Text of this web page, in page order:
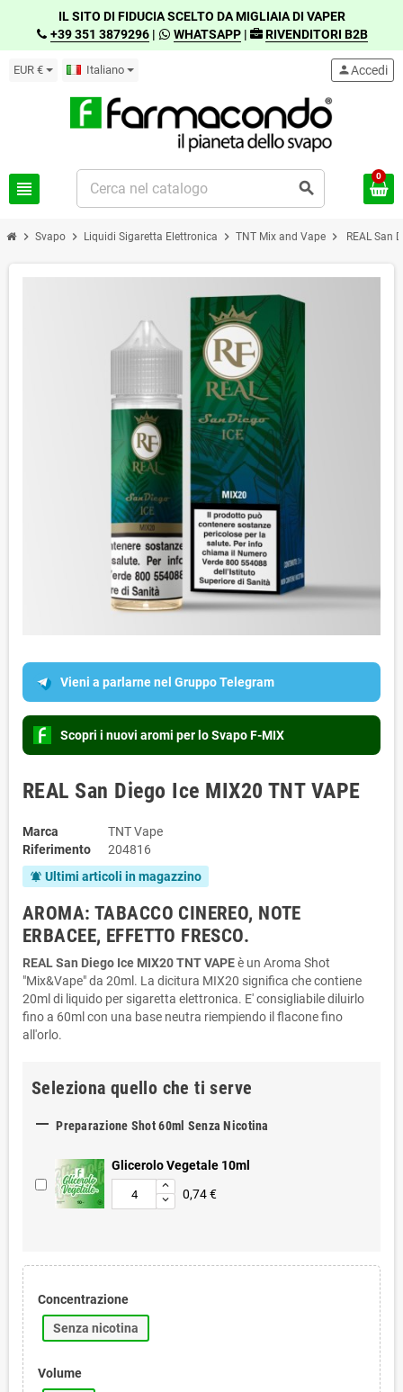
IL SITO DI FIDUCIA SCELTO DA MIGLIAIA DI VAPER
+39 351 3879296 | WHATSAPP | RIVENDITORI B2B
EUR € Italiano
view_headline search
personAccedi
0
chevron_right Svapo chevron_right Liquidi Sigaretta Elettronica chevron_right TNT Mix and Vape chevron_right REAL San
Vieni a parlarne nel Gruppo Telegram
Scopri i nuovi aromi per lo Svapo F-MIX
REAL San Diego Ice MIX20 TNT VAPE
Marca
TNT Vape
Riferimento
204816
notifications_active Ultimi articoli in magazzino
AROMA: TABACCO CINEREO, NOTE
ERBACEE, EFFETTO FRESCO.
REAL San Diego Ice MIX20 TNT VAPEè un Aroma Shot
"Mix&Vape" da 20ml. La dicitura MIX20 significa che contiene
20ml di liquido per sigaretta elettronica. E' consigliabile diluirlo
fino a 60ml con una base neutra riempiendo il flacone fino
all'orlo.
Seleziona quello che ti serve
 Preparazione Shot 60ml Senza Nicotina
Glicerolo Vegetale 10ml
0,74 €
Concentrazione
Senza nicotina
Volume